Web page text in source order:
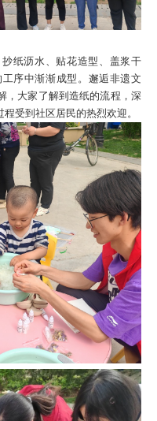
纸沥水、贴花造型、盖浆干
序中渐渐成型。邂逅非遗文
，大家了解到造纸的流程，深
受到社区居民的热烈欢迎。